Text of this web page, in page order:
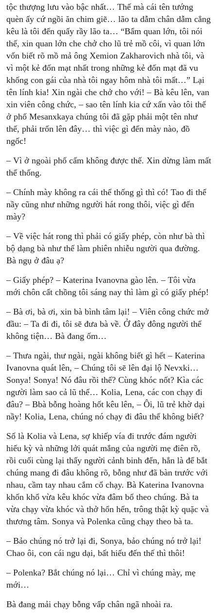
tộc thượng lưu vào bậc nhất… Thế mà cái tên tướng
quèn ấy cứ ngồi ăn chim giẽ… lão ta dẫm chân dẫm cẳng
kêu là tôi đến quấy rầy lão ta… “Bẩm quan lớn, tôi nói
thế, xin quan lớn che chở cho lũ trẻ mồ côi, vì quan lớn
vốn biết rõ mồ mả ông Xemion Zakharovich nhà tôi, và
vì một kẻ đốn mạt nhất trong những kẻ đốn mạt đã vu
khống con gái của nhà tôi ngay hôm nhà tôi mất…” Lại
tên lính kia! Xin ngài che chở cho với! – Bà kêu lên, van
xin viên công chức, – sao tên lính kia cứ xấn vào tôi thế
ở phố Mesanxkaya chúng tôi đã gặp phải một tên như
thế, phải trốn lên đây… thì việc gì đến mày nào, đồ
ngốc!
– Vì ở ngoài phố cấm không được thế. Xin dừng làm mất
thể thống.
– Chính mày không ra cái thể thống gì thì có! Tao đi thế
nầy cũng như những người hát rong thôi, việc gì đến
mày?
– Về việc hát rong thì phải có giấy phép, còn như bà thì
bộ dạng bà như thế làm phiên nhiễu người qua đường.
Bà ngụ ở đâu ạ?
– Giấy phép? – Katerina Ivanovna gào lên. – Tôi vừa
mới chôn cất chồng tôi sáng nay thì làm gì có giấy phép!
– Bà ơi, bà ơi, xin bà bình tâm lại! – Viên công chức mở
đầu: – Ta đi đi, tôi sẽ đưa bà về. Ở đây đông người thế
không tiện… Bà đang ốm…
– Thưa ngài, thư ngài, ngài không biết gì hết – Katerina
Ivanovna quát lên, – Chúng tôi sẽ lên đại lộ Nevxki…
Sonya! Sonya! Nó đâu rồi thế? Cùng khóc nốt? Kìa các
người làm sao cả lũ thế… Kolia, Lena, các con chạy đi
đâu? – Bbà bỗng hoàng hốt kêu lên, – Ôi, lũ trẻ khờ dại
nầy! Kolia, Lena, chúng nó chạy đi đâu thế không biết?
Số là Kolia và Lena, sợ khiếp vía đi trước đám người
hiếu kỳ và những lởi quát mắng của người mẹ điên rồ,
rồi cuối cùng lại thấy người cảnh binh đến, hẳn là để bắt
chúng mang đi đâu không rõ, bỗng như đã bàn trước với
nhau, cầm tay nhau cắm cổ chạy. Bà Katerina Ivanovna
khốn khổ vừa kêu khóc vừa đâm bổ theo chúng. Bà ta
vừa chạy vừa khóc và thở hổn hển, trông thật kỳ quặc và
thương tâm. Sonya và Polenka cũng chạy theo bà ta.
– Bảo chúng nó trở lại đi, Sonya, bảo chúng nó trở lại!
Chao ôi, con cái ngu dại, bất hiếu đến thế thì thôi!
– Polenka? Bắt chúng nó lại… Chỉ vì chúng mày, mẹ
mới…
Bà đang mải chạy bỗng vấp chân ngã nhoài ra.